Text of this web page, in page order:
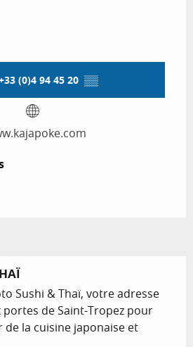
(0)4 94 45 20 ▒▒
Sushi & Thaï, votre adresse
de Saint-Tropez pour
la cuisine japonaise et